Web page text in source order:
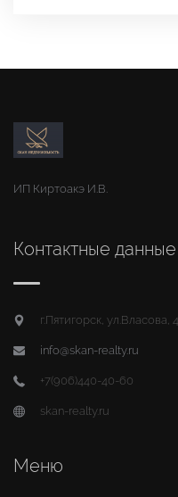
ИП Киртоакэ И.В.
Контактные данные
г.Пятигорск, ул.Власова,
info@skan-realty.ru
+7(906)440-40-60
skan-realty.ru
Меню